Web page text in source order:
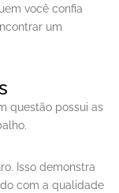
você confia
um
questão possui as
Isso demonstra
com a qualidade